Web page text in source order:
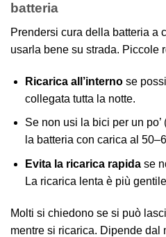
batteria
Prendersi cura della batteria a
usarla bene su strada. Piccole
Ricarica all’internose
collegata tutta la notte.
Se non usi la bici per un
la batteria con carica al
Evita la ricarica rapidase
La ricarica lenta è più
Molti si chiedono se si può
mentre si ricarica. Dipende